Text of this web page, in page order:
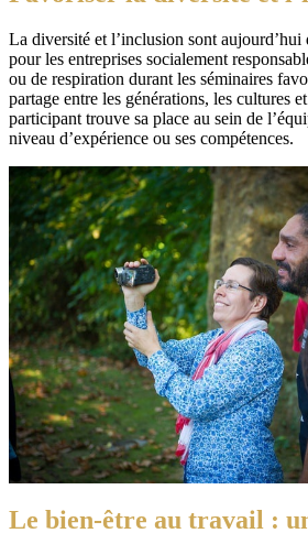
La diversité et l’inclusion sont aujourd’hui
pour les entreprises socialement
ou de respiration durant les séminaires
partage entre les générations, les cultures
participant trouve sa place au sein de
niveau d’expérience ou ses compétences.
Le bien-être au travail :